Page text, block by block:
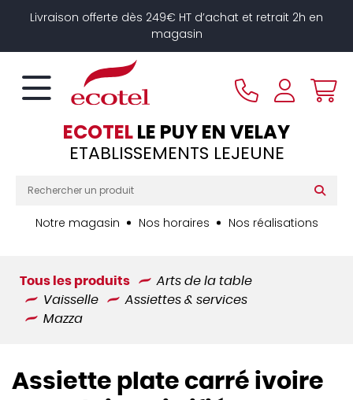
Livraison offerte dès 249€ HT d’achat et retrait 2h en
magasin
ECOTELLE PUY EN VELAY
ETABLISSEMENTS LEJEUNE
Notre magasin Nos horaires Nos réalisations
Tous les produits
Arts de la table
Vaisselle
Assiettes & services
Mazza
Assiette plate carré ivoire
Panneau de gestion des cookies